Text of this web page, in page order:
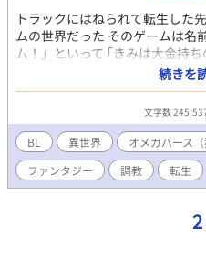
トラックにはねられて転生した
ムの世界だった そのゲームは名
ム！」といって ｢きみは大金持
と精力を駆使して、たくさんの
って孕ませちゃおう！」 などと
ムだった。 しかし、前世では
死んでしまったオレは、すっか
たんだし、思う存分ヤリまくる
生活が始まった ※ただヤッてる
関係を持ちます ※主人公がやや
ぎアリ
続きを
文字数
BL 異世界 オメガバース（
ファンタジー
調教 転生
2